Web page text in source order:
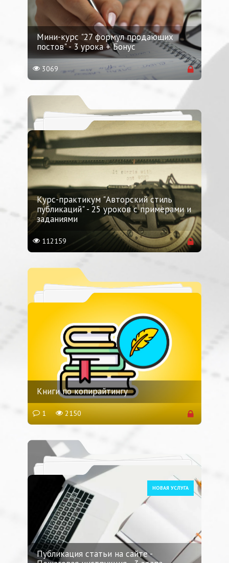
Мини-курс "27 формул продающих
постов" - 3 урока + Бонус
3069
Курс-практикум "Авторский стиль
публикаций" - 25 уроков с примерами и
заданиями
112159
Книги по копирайтингу
1 2150
НОВАЯ УСЛУГА
Публикация статьи на сайте -